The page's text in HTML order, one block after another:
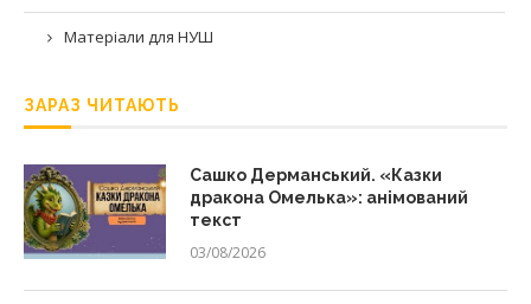
Матеріали для НУШ
ЗАРАЗ ЧИТАЮТЬ
Сашко Дерманський. «Казки
дракона Омелька»: анімований
текст
03/08/2026